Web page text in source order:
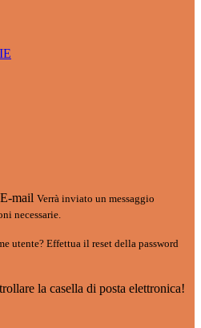
E-mail Verrà inviato un messaggio
necessarie.
utente? Effettua il reset della password
la casella di posta elettronica!